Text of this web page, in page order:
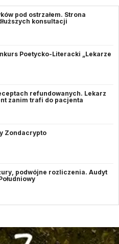
pod ostrzałem. Strona
konsultacji
Poetycko-Literacki „Lekarze
refundowanych. Lekarz
zanim trafi do pacjenta
Zondacrypto
podwójne rozliczenia. Audyt